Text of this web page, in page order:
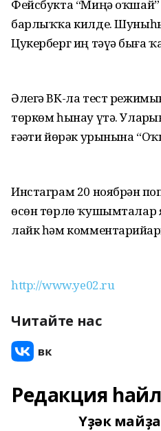
Фейсбукта “Миңә
барлыҡҡа килде.
Цукерберг иң тәүҙә быға
Әлегә ВК-ла тест
төркөм һынау үтә.
ғәҙәти йөрәк урынына
Инстаграм 20 ноябрҙән
өсөн төрлө ҡушымталар
лайк һәм
http://www.ye02.ru
Читайте нас
Редакция
Үҙәк